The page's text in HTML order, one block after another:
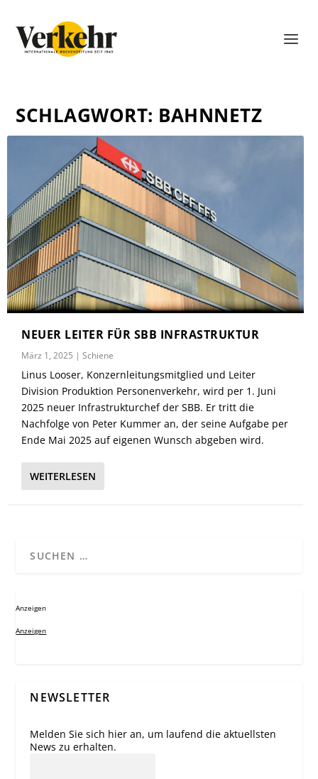
SCHLAGWORT: BAHNNETZ
NEUER LEITER FÜR SBB INFRASTRUKTUR
März 1, 2025 |Schiene
Linus Looser, Konzernleitungsmitglied und Leiter
Division Produktion Personenverkehr, wird per 1. Juni
2025 neuer Infrastrukturchef der SBB. Er tritt die
Nachfolge von Peter Kummer an, der seine Aufgabe per
Ende Mai 2025 auf eigenen Wunsch abgeben wird.
WEITERLESEN
Anzeigen
Anzeigen
NEWSLETTER
Melden Sie sich hier an, um laufend die aktuellsten
News zu erhalten.